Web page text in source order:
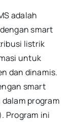
adalah
smart
listrik
untuk
dan dinamis.
smart
program
Program ini